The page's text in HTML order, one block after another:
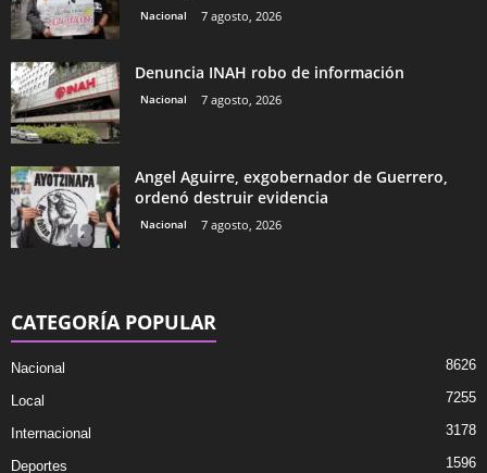
Nacional 7 agosto, 2026
Denuncia INAH robo de información
Nacional 7 agosto, 2026
Angel Aguirre, exgobernador de Guerrero,
ordenó destruir evidencia
Nacional 7 agosto, 2026
CATEGORÍA POPULAR
Nacional 8626
Local 7255
Internacional 3178
Deportes 1596